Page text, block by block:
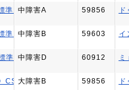
準Ⅰ中障害A 59856
準Ⅰ中障害B 59603 イ
準Ⅰ中障害D 60912
CSI1*-W OSAKA
大障害B 59856